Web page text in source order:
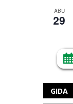
ABU
29
GIDA